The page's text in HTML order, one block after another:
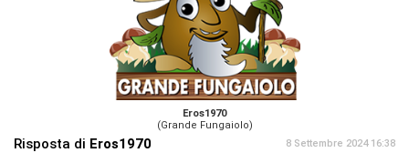
Eros1970
(Grande Fungaiolo)
Risposta di Eros1970 8 Settembre 2024 16:38